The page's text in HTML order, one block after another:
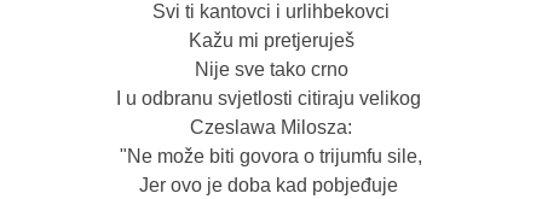
Svi ti kantovci i urlihbekovci
Kažu mi pretjeruješ
Nije sve tako crno
I u odbranu svjetlosti citiraju velikog
Czeslawa Milosza:
"Ne može biti govora o trijumfu sile,
Jer ovo je doba kad pobjeđuje